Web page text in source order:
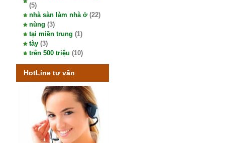
(5)
nhà sàn làm nhà ở (22)
nùng (3)
tại miền trung (1)
tày (3)
trên 500 triệu (10)
HotLine tư vấn